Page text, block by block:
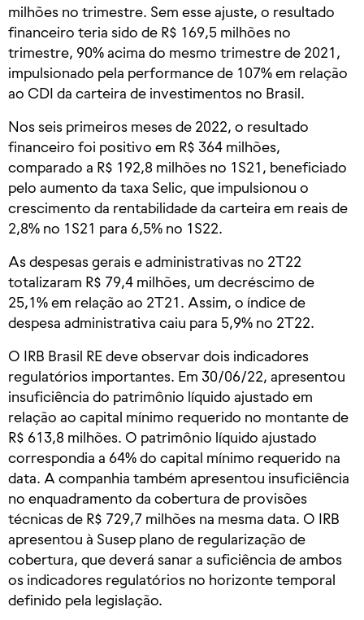
milhões no trimestre. Sem esse ajuste, o resultado
financeiro teria sido de R$ 169,5 milhões no
trimestre, 90% acima do mesmo trimestre de 2021,
impulsionado pela performance de 107% em relação
ao CDI da carteira de investimentos no Brasil.
Nos seis primeiros meses de 2022, o resultado
financeiro foi positivo em R$ 364 milhões,
comparado a R$ 192,8 milhões no 1S21, beneficiado
pelo aumento da taxa Selic, que impulsionou o
crescimento da rentabilidade da carteira em reais de
2,8% no 1S21 para 6,5% no 1S22.
As despesas gerais e administrativas no 2T22
totalizaram R$ 79,4 milhões, um decréscimo de
25,1% em relação ao 2T21. Assim, o índice de
despesa administrativa caiu para 5,9% no 2T22.
O IRB Brasil RE deve observar dois indicadores
regulatórios importantes. Em 30/06/22, apresentou
insuficiência do patrimônio líquido ajustado em
relação ao capital mínimo requerido no montante de
R$ 613,8 milhões. O patrimônio líquido ajustado
correspondia a 64% do capital mínimo requerido na
data. A companhia também apresentou insuficiência
no enquadramento da cobertura de provisões
técnicas de R$ 729,7 milhões na mesma data. O IRB
apresentou à Susep plano de regularização de
cobertura, que deverá sanar a suficiência de ambos
os indicadores regulatórios no horizonte temporal
definido pela legislação.